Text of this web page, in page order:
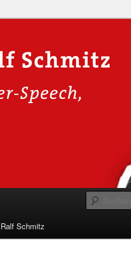
&
Erleben Sie Live-
Schmitz